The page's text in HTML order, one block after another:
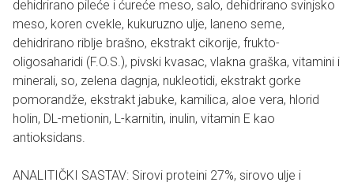
dehidrirano pileće i ćureće meso, salo, dehidrirano svinjsko
meso, koren cvekle, kukuruzno ulje, laneno seme,
dehidrirano riblje brašno, ekstrakt cikorije, frukto-
oligosaharidi (F.O.S.), pivski kvasac, vlakna graška, vitamini i
minerali, so, zelena dagnja, nukleotidi, ekstrakt gorke
pomorandže, ekstrakt jabuke, kamilica, aloe vera, hlorid
holin, DL-metionin, L-karnitin, inulin, vitamin E kao
antioksidans.
ANALITIČKI SASTAV: Sirovi proteini 27%, sirovo ulje i